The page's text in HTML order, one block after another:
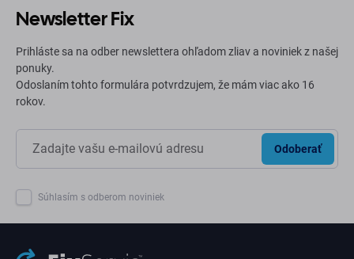
Newsletter Fix
Prihláste sa na odber newslettera ohľadom zliav a noviniek z našej
ponuky.
Odoslaním tohto formulára potvrdzujem, že mám viac ako 16
rokov.
Odoberať
Súhlasím s odberom noviniek